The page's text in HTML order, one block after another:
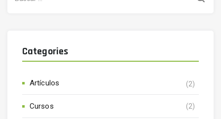
Categories
Artículos (2)
Cursos (2)